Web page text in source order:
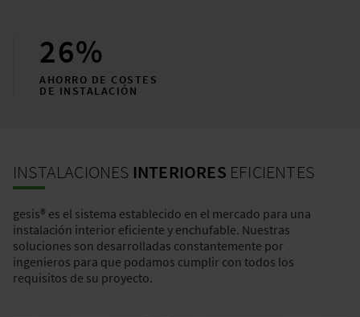
26%
AHORRO DE COSTES
DE INSTALACIÓN
INSTALACIONES INTERIORES EFICIENTES
gesis® es el sistema establecido en el mercado para una
instalación interior eficiente y enchufable. Nuestras
soluciones son desarrolladas constantemente por
ingenieros para que podamos cumplir con todos los
requisitos de su proyecto.